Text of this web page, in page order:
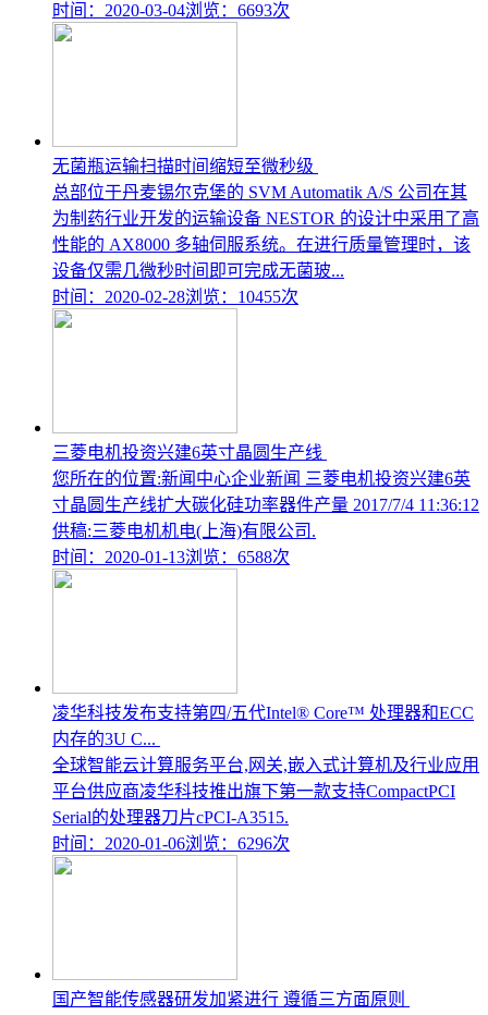
时间：2020-03-04浏览：6693次
无菌瓶运输扫描时间缩短至微秒级
总部位于丹麦锡尔克堡的 SVM Automatik A/S 公司在其
为制药行业开发的运输设备 NESTOR 的设计中采用了高
性能的 AX8000 多轴伺服系统。在进行质量管理时，该
设备仅需几微秒时间即可完成无菌玻...
时间：2020-02-28浏览：10455次
三菱电机投资兴建6英寸晶圆生产线
您所在的位置:新闻中心企业新闻 三菱电机投资兴建6英
寸晶圆生产线扩大碳化硅功率器件产量 2017/7/4 11:36:12
供稿:三菱电机机电(上海)有限公司.
时间：2020-01-13浏览：6588次
凌华科技发布支持第四/五代Intel® Core™ 处理器和ECC
内存的3U C...
全球智能云计算服务平台,网关,嵌入式计算机及行业应用
平台供应商凌华科技推出旗下第一款支持CompactPCI
Serial的处理器刀片cPCI-A3515.
时间：2020-01-06浏览：6296次
国产智能传感器研发加紧进行 遵循三方面原则